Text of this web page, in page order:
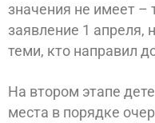
значения не имеет –
заявление 1 апреля,
теми, кто направил
На втором этапе
места в порядке